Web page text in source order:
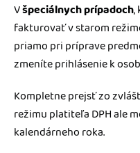
Všpeciálnych prípadoch,
fakturovať v starom
priamo pri príprave
zmeníte prihlásenie k
Kompletne prejsť zo
režimu platiteľa DPH ale
kalendárneho roka.